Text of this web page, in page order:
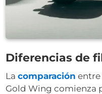
Diferencias de
Lacomparación entre
Gold Wing comienza